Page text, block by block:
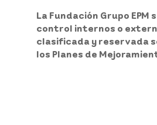
La Fundación Grupo
control internos o
clasificada y reservada
los Planes de